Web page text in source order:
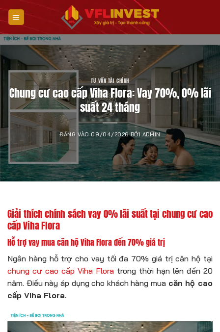
qua
nội
dung
TƯ VẤN TÀI CHÍNH
Chung cư cao cấp Viha Flora: Vay 70%, 0% lãi
suất 24 tháng
ĐĂNG VÀO09/04/2026 BỞI ADMIN
Giải thích chính sách vay 0% lãi suất tại chung cư cao
cấp Viha Flora
Hỗ trợ vay mua căn hộ Viha Flora đến 70% giá trị
Ngân hàng hỗ trợ cho vay tối đa 70% giá trị căn hộ tại
chung cư cao cấp Viha Flora trong thời hạn lên đến 20
năm. Điều này áp dụng cho khách hàng mua căn hộ cao
cấp Viha Flora.